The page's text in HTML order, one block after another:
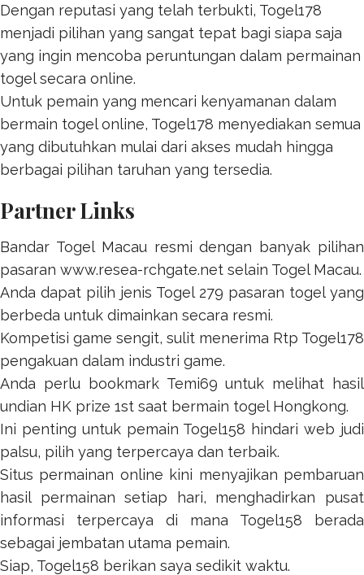
Dengan reputasi yang telah terbukti, Togel178
menjadi pilihan yang sangat tepat bagi siapa saja
yang ingin mencoba peruntungan dalam permainan
togel secara online.
Untuk pemain yang mencari kenyamanan dalam
bermain togel online, Togel178 menyediakan semua
yang dibutuhkan mulai dari akses mudah hingga
berbagai pilihan taruhan yang tersedia.
Partner Links
Bandar Togel Macau resmi dengan banyak pilihan
pasaran www.resea-rchgate.net selain Togel Macau.
Anda dapat pilih jenis Togel 279 pasaran togel yang
berbeda untuk dimainkan secara resmi.
Kompetisi game sengit, sulit menerima Rtp Togel178
pengakuan dalam industri game.
Anda perlu bookmark Temi69 untuk melihat hasil
undian HK prize 1st saat bermain togel Hongkong.
Ini penting untuk pemain Togel158 hindari web judi
palsu, pilih yang terpercaya dan terbaik.
Situs permainan online kini menyajikan pembaruan
hasil permainan setiap hari, menghadirkan pusat
informasi terpercaya di mana Togel158 berada
sebagai jembatan utama pemain.
Siap, Togel158 berikan saya sedikit waktu.